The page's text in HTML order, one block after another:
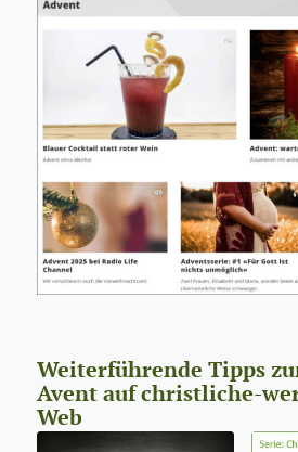
Weiterführende Tipps
Avent auf christliche-
Web